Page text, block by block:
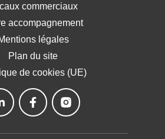
commerciaux
accompagnement
légales
Plan du site
de cookies (UE)